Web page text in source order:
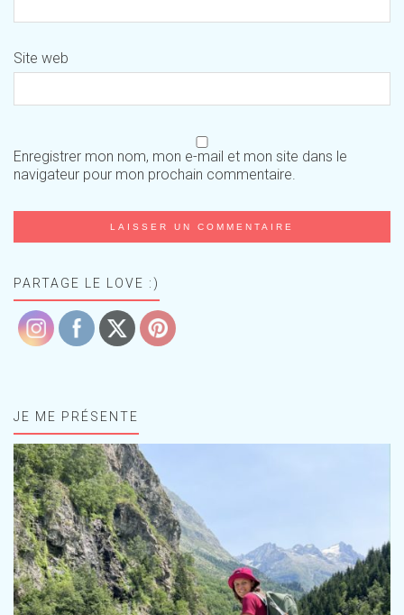
Site web
Enregistrer mon nom, mon e-mail et mon site dans le
navigateur pour mon prochain commentaire.
PARTAGE LE LOVE :)
JE ME PRÉSENTE